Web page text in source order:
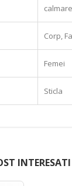
Corp,
Femei
Sticla
INTERESATI